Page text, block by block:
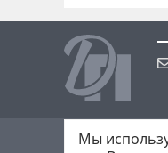
©2026 https://
Мы